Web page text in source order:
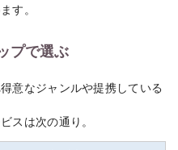
す。
プで選ぶ
意なジャンルや提携している
スは次の通り。